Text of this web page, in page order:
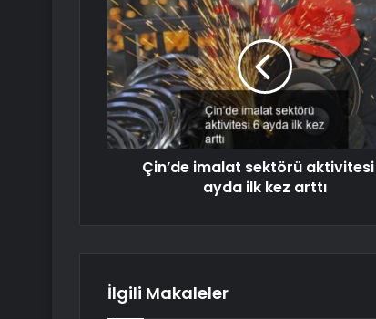
Çin’de imalat sektörü
ayda ilk kez arttı
İlgili Makaleler